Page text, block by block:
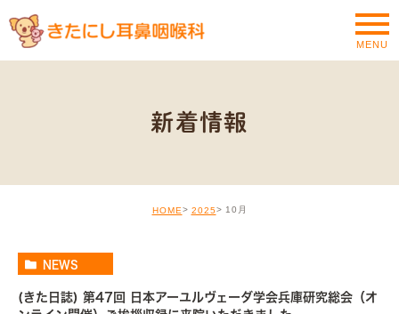
MENU
新着情報
HOME 2025 10月
NEWS
(きた日誌) 第47回 日本アーユルヴェーダ学会兵庫研究総会（オ